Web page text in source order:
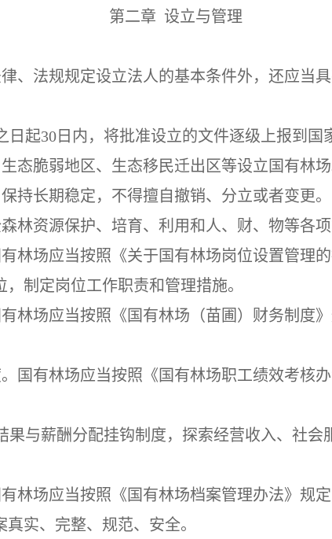
第二章 设立与管理
、法规规定设立法人的基本条件外，还应当
起30日内，将批准设立的文件逐级上报到国
态脆弱地区、生态移民迁出区等设立国有林场
持长期稳定，不得擅自撤销、分立或者变更。
林资源保护、培育、利用和人、财、物等各
林场应当按照《关于国有林场岗位设置管理
制定岗位工作职责和管理措施。
林场应当按照《国有林场（苗圃）财务制度
国有林场应当按照《国有林场职工绩效考核
果与薪酬分配挂钩制度，探索经营收入、社
林场应当按照《国有林场档案管理办法》规
实、完整、规范、安全。